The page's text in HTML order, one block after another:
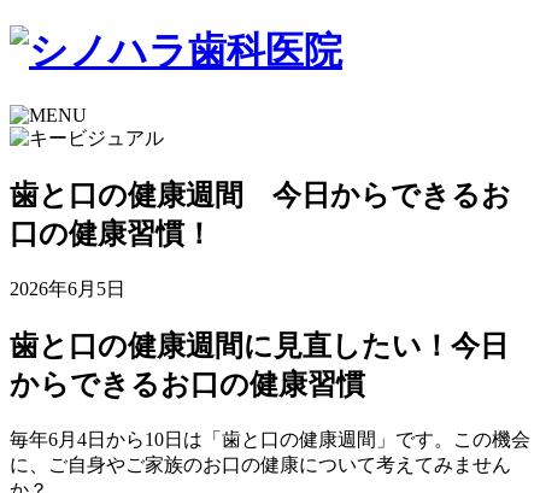
歯と口の健康週間 今日からできるお
口の健康習慣！
2026年6月5日
歯と口の健康週間に見直したい！今日
からできるお口の健康習慣
毎年6月4日から10日は「歯と口の健康週間」です。この機会
に、ご自身やご家族のお口の健康について考えてみません